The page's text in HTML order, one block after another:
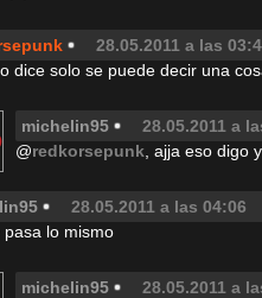
28.05.2011 a las
dice solo se puede decir una
michelin95
28.05.2011 a
@redkorsepunk , ajja eso digo
28.05.2011 a las 04:06
pasa lo mismo
michelin95
28.05.2011 a